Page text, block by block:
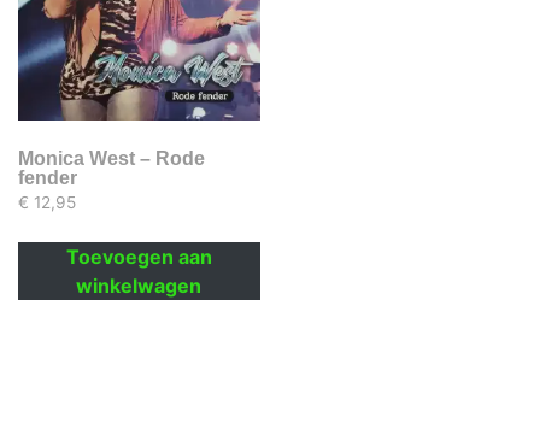
Monica West – Rode
fender
€ 12,95
Toevoegen aan
winkelwagen